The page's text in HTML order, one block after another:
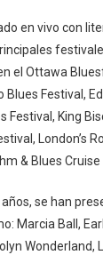
en vivo con
el Ottawa
Blues Festival,
Festival, King
London’s
& Blues Cruise
años, se han
Marcia Ball,
Wonderland,